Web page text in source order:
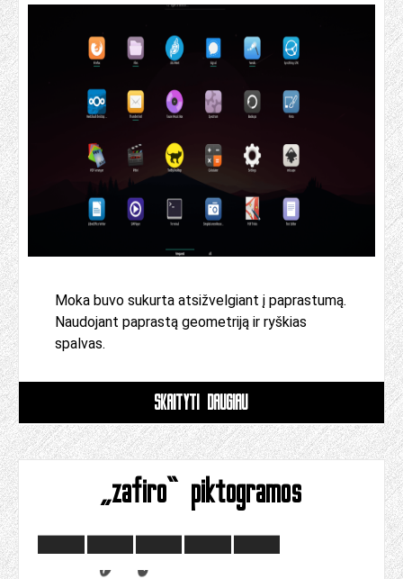
Moka buvo sukurta atsižvelgiant į paprastumą.
Naudojant paprastą geometriją ir ryškias
spalvas.
SKAITYTI DAUGIAU
„zafiro“ piktogramos